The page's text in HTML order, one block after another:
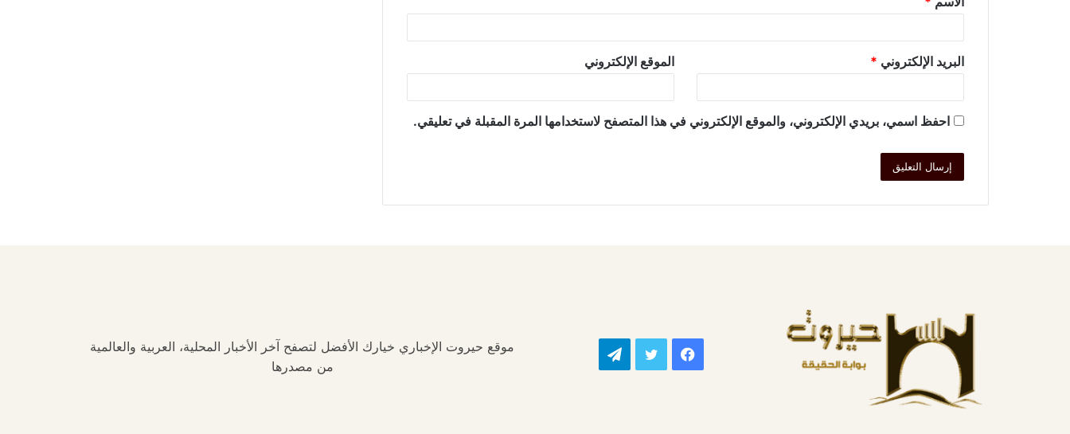
البريد الإلكتروني * الموقع الإلكتروني
احفظ اسمي، بريدي الإلكتروني، والموقع الإلكتروني في هذا المتصفح لاستخدامها المرة المقبلة في تعليقي.
فيسبوك تويتر تيلقرام
موقع حيروت الإخباري خيارك الأفضل لتصفح آخر الأخبار المحلية، العربية والعالمية
من مصدرها